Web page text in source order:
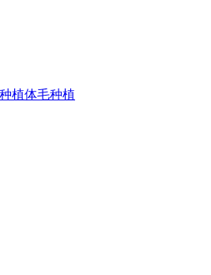
植体毛种植